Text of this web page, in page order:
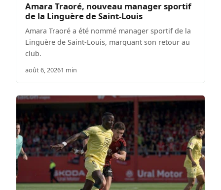
Amara Traoré, nouveau manager sportif
de la Linguère de Saint-Louis
Amara Traoré a été nommé manager sportif de la
Linguère de Saint-Louis, marquant son retour au
club.
août 6, 20261 min